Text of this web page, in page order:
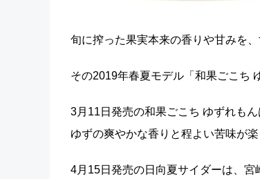
旬に搾った果実本来の香りや甘みを
その2019年春夏モデル「和果ごこち
3月11日発売の和果ごこち ゆずれも
ゆずの爽やかな香りと程よい苦味が楽
4月15日発売の日向夏サイダーは、